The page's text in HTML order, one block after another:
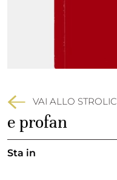
VAI ALLO STROLIC
e profan
Sta in